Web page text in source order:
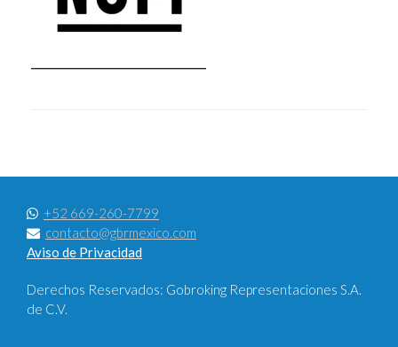
+52 669-260-7799
contacto@gbrmexico.com
Aviso de Privacidad
Derechos Reservados: Gobroking Representaciones S.A.
de C.V.